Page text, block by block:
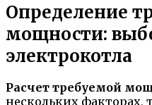
Определение
мощности:
электрокотла
Расчет требуемой
нескольких факторах,